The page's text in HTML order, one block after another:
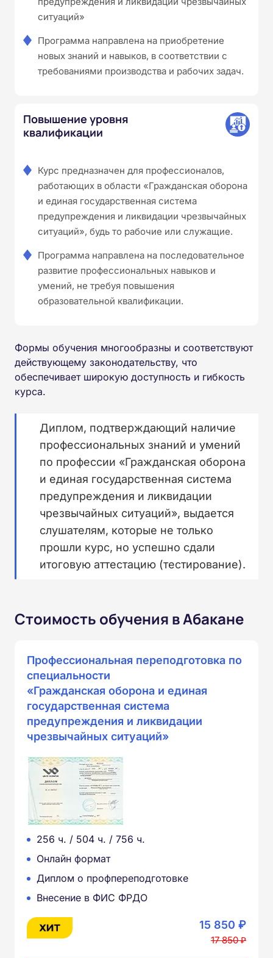
ситуаций»
Программа направлена на приобретение
новых знаний и навыков, в соответствии с
требованиями производства и рабочих задач.
Повышение уровня
квалификации
Курс предназначен для профессионалов,
работающих в области «Гражданская оборона
и единая государственная система
предупреждения и ликвидации чрезвычайных
ситуаций», будь то рабочие или служащие.
Программа направлена на последовательное
развитие профессиональных навыков и
умений, не требуя повышения
образовательной квалификации.
Формы обучения многообразны и соответствуют
действующему законодательству, что
обеспечивает широкую доступность и гибкость
курса.
Диплом, подтверждающий наличие
профессиональных знаний и умений
по профессии «Гражданская оборона
и единая государственная система
предупреждения и ликвидации
чрезвычайных ситуаций», выдается
слушателям, которые не только
прошли курс, но успешно сдали
итоговую аттестацию (тестирование).
Стоимость обучения в Абакане
Профессиональная переподготовка по
специальности
«Гражданская оборона и единая
государственная система
предупреждения и ликвидации
чрезвычайных ситуаций»
256 ч. / 504 ч. / 756 ч.
Онлайн формат
Диплом о профпереподготовке
Внесение в ФИС ФРДО
15 850 ₽
17 850 ₽